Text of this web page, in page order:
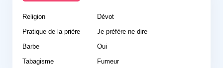
Religion
Dévot
Pratique de la prière
Je préfère ne dire
Barbe
Oui
Tabagisme
Fumeur